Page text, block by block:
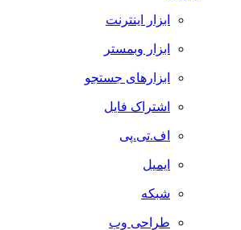
ابزار اینترنت
ابزار وبمستر
ابزارهای جستجو
اشتراک فایل
اف.تی.پی
ایمیل
شبکه
طراحی وب